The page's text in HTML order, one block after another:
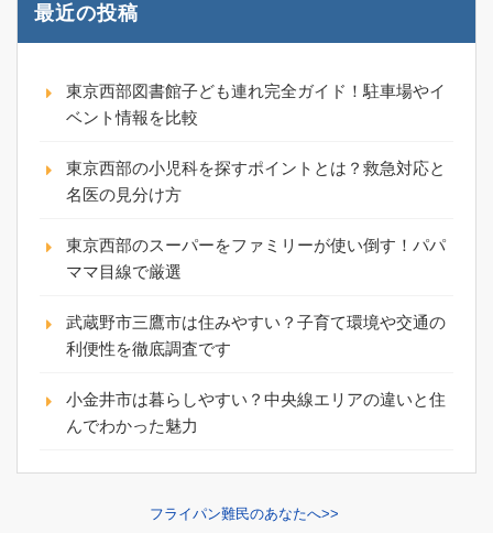
最近の投稿
東京西部図書館子ども連れ完全ガイド！駐車場やイ
ベント情報を比較
東京西部の小児科を探すポイントとは？救急対応と
名医の見分け方
東京西部のスーパーをファミリーが使い倒す！パパ
ママ目線で厳選
武蔵野市三鷹市は住みやすい？子育て環境や交通の
利便性を徹底調査です
小金井市は暮らしやすい？中央線エリアの違いと住
んでわかった魅力
フライパン難民のあなたへ>>